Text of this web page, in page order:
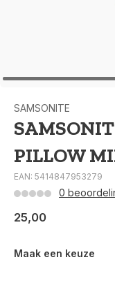
SAMSONITE
PILLOW
EAN: 5414847953279
0
25,00
Maak een keuze